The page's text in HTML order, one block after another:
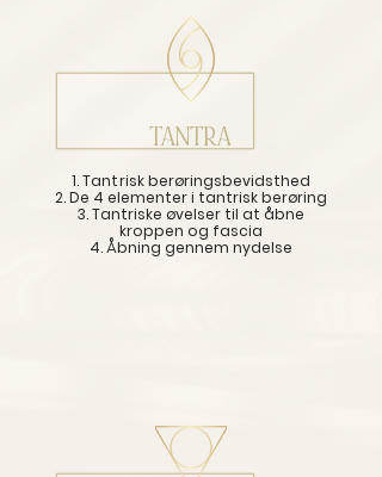
1. Tantriskberøringsbevidsthed
2. De 4 elementer i tantrisk berøring
3. Tantriske øvelser til at åbne
kroppen og fascia
4. Åbning gennem nydelse
TANTRA